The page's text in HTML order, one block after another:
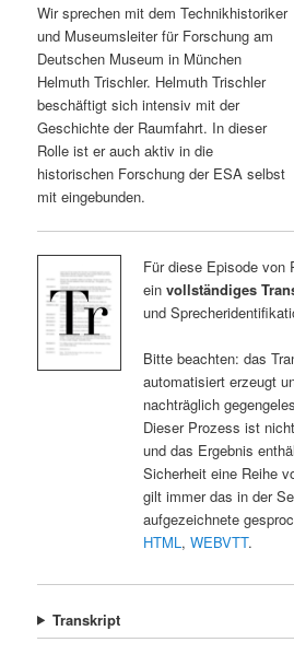
Wir sprechen mit dem Technikhistoriker
und Museumsleiter für Forschung am
Deutschen Museum in München
Helmuth Trischler. Helmuth Trischler
beschäftigt sich intensiv mit der
Geschichte der Raumfahrt. In dieser
Rolle ist er auch aktiv in die
historischen Forschung der ESA selbst
mit eingebunden.
Für diese Episode von
ein vollständiges
und
Bitte beachten: das
automatisiert erzeugt
nachträglich
Dieser Prozess ist
und das Ergebnis
Sicherheit eine Reihe
gilt immer das in der
aufgezeichnete
HTML, WEBVTT.
Transkript